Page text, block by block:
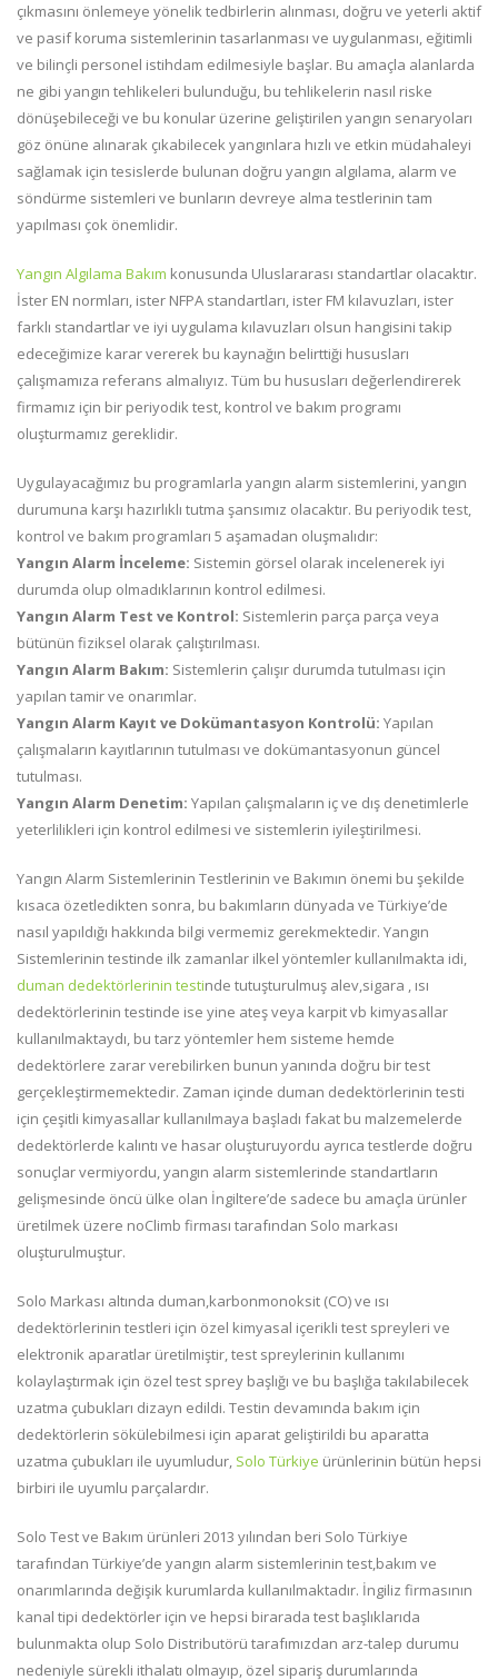
çıkmasını önlemeye yönelik tedbirlerin alınması, doğru ve yeterli aktif
ve pasif koruma sistemlerinin tasarlanması ve uygulanması, eğitimli
ve bilinçli personel istihdam edilmesiyle başlar. Bu amaçla alanlarda
ne gibi yangın tehlikeleri bulunduğu, bu tehlikelerin nasıl riske
dönüşebileceği ve bu konular üzerine geliştirilen yangın senaryoları
göz önüne alınarak çıkabilecek yangınlara hızlı ve etkin müdahaleyi
sağlamak için tesislerde bulunan doğru yangın algılama, alarm ve
söndürme sistemleri ve bunların devreye alma testlerinin tam
yapılması çok önemlidir.
Yangın Algılama Bakım konusunda Uluslararası standartlar olacaktır.
İster EN normları, ister NFPA standartları, ister FM kılavuzları, ister
farklı standartlar ve iyi uygulama kılavuzları olsun hangisini takip
edeceğimize karar vererek bu kaynağın belirttiği hususları
çalışmamıza referans almalıyız. Tüm bu hususları değerlendirerek
firmamız için bir periyodik test, kontrol ve bakım programı
oluşturmamız gereklidir.
Uygulayacağımız bu programlarla yangın alarm sistemlerini, yangın
durumuna karşı hazırlıklı tutma şansımız olacaktır. Bu periyodik test,
kontrol ve bakım programları 5 aşamadan oluşmalıdır:
Yangın Alarm İnceleme: Sistemin görsel olarak incelenerek iyi
durumda olup olmadıklarının kontrol edilmesi.
Yangın Alarm Test ve Kontrol: Sistemlerin parça parça veya
bütünün fiziksel olarak çalıştırılması.
Yangın Alarm Bakım: Sistemlerin çalışır durumda tutulması için
yapılan tamir ve onarımlar.
Yangın Alarm Kayıt ve Dokümantasyon Kontrolü: Yapılan
çalışmaların kayıtlarının tutulması ve dokümantasyonun güncel
tutulması.
Yangın Alarm Denetim: Yapılan çalışmaların iç ve dış denetimlerle
yeterlilikleri için kontrol edilmesi ve sistemlerin iyileştirilmesi.
Yangın Alarm Sistemlerinin Testlerinin ve Bakımın önemi bu şekilde
kısaca özetledikten sonra, bu bakımların dünyada ve Türkiye’de
nasıl yapıldığı hakkında bilgi vermemiz gerekmektedir. Yangın
Sistemlerinin testinde ilk zamanlar ilkel yöntemler kullanılmakta idi,
duman dedektörlerinin testinde tutuşturulmuş alev,sigara , ısı
dedektörlerinin testinde ise yine ateş veya karpit vb kimyasallar
kullanılmaktaydı, bu tarz yöntemler hem sisteme hemde
dedektörlere zarar verebilirken bunun yanında doğru bir test
gerçekleştirmemektedir. Zaman içinde duman dedektörlerinin testi
için çeşitli kimyasallar kullanılmaya başladı fakat bu malzemelerde
dedektörlerde kalıntı ve hasar oluşturuyordu ayrıca testlerde doğru
sonuçlar vermiyordu, yangın alarm sistemlerinde standartların
gelişmesinde öncü ülke olan İngiltere’de sadece bu amaçla ürünler
üretilmek üzere noClimb firması tarafından Solo markası
oluşturulmuştur.
Solo Markası altında duman,karbonmonoksit (CO) ve ısı
dedektörlerinin testleri için özel kimyasal içerikli test spreyleri ve
elektronik aparatlar üretilmiştir, test spreylerinin kullanımı
kolaylaştırmak için özel test sprey başlığı ve bu başlığa takılabilecek
uzatma çubukları dizayn edildi. Testin devamında bakım için
dedektörlerin sökülebilmesi için aparat geliştirildi bu aparatta
uzatma çubukları ile uyumludur, Solo Türkiye ürünlerinin bütün hepsi
birbiri ile uyumlu parçalardır.
Solo Test ve Bakım ürünleri 2013 yılından beri Solo Türkiye
tarafından Türkiye’de yangın alarm sistemlerinin test,bakım ve
onarımlarında değişik kurumlarda kullanılmaktadır. İngiliz firmasının
kanal tipi dedektörler için ve hepsi birarada test başlıklarıda
bulunmakta olup Solo Distributörü tarafımızdan arz-talep durumu
nedeniyle sürekli ithalatı olmayıp, özel sipariş durumlarında